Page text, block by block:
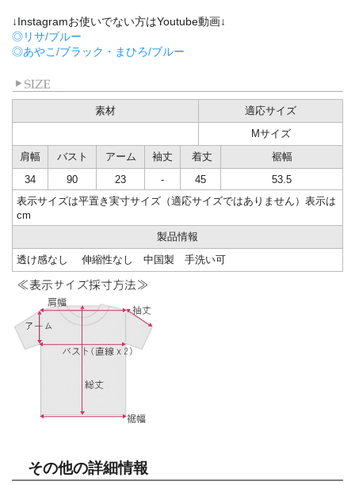
↓Instagramお使いでない方はYoutube動画↓
◎リサ/ブルー
◎あやこ/ブラック・まひろ/ブルー
素材
適応サイズ
Mサイズ
肩幅
バスト アーム 袖丈 着丈
裾幅
34
90 23 - 45
53.5
表示サイズは平置き実寸サイズ（適応サイズではありません）表示は
cm
製品情報
透け感なし 伸縮性なし 中国製 手洗い可
その他の詳細情報